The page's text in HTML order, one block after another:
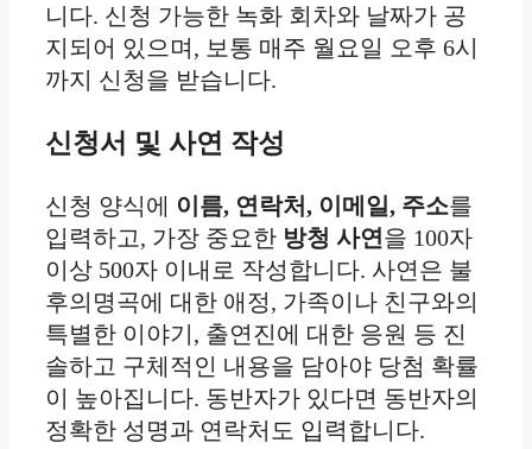
니다. 신청 가능한 녹화 회차와 날짜가 공
지되어 있으며, 보통 매주 월요일 오후 6시
까지 신청을 받습니다.
신청서 및 사연 작성
신청 양식에 이름, 연락처, 이메일, 주소를
입력하고, 가장 중요한 방청 사연을 100자
이상 500자 이내로 작성합니다. 사연은 불
후의명곡에 대한 애정, 가족이나 친구와의
특별한 이야기, 출연진에 대한 응원 등 진
솔하고 구체적인 내용을 담아야 당첨 확률
이 높아집니다. 동반자가 있다면 동반자의
정확한 성명과 연락처도 입력합니다.